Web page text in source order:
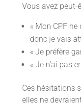
Vous avez peut-
« Mon CPF
donc je vais
« Je préfère
« Je n’ai pas
Ces hésitations
elles ne